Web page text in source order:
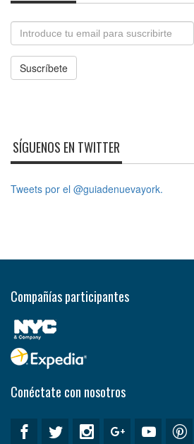
Email
Suscríbete
SÍGUENOS EN TWITTER
Tweets por el @guiadenuevayork.
Compañías participantes
Conéctate con nosotros